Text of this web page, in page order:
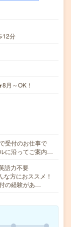
12分
月～OK！
受付のお仕事で
に沿ってご案内…
語力不要
方におススメ！
の経験があ…